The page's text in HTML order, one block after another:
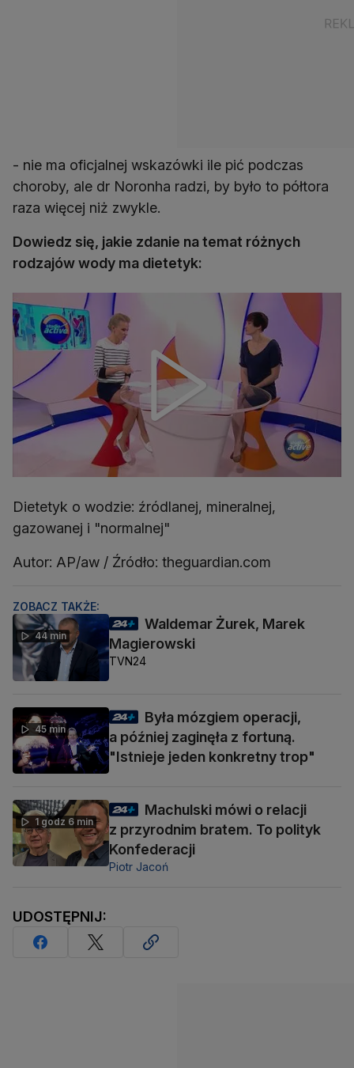
- nie ma oficjalnej wskazówki ile pić podczas
choroby, ale dr Noronha radzi, by było to półtora
raza więcej niż zwykle.
Dowiedz się, jakie zdanie na temat różnych
rodzajów wody ma dietetyk:
Dietetyk o wodzie: źródlanej, mineralnej,
gazowanej i "normalnej"
Autor: AP/aw / Źródło: theguardian.com
ZOBACZ TAKŻE:
44 min
Waldemar Żurek, Marek
Magierowski
TVN24
45 min
Była mózgiem operacji,
a później zaginęła z fortuną.
"Istnieje jeden konkretny trop"
1 godz 6 min
Machulski mówi o relacji
z przyrodnim bratem. To polityk
Konfederacji
Piotr Jacoń
UDOSTĘPNIJ: